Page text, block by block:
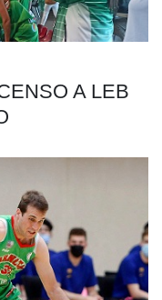
A LEB